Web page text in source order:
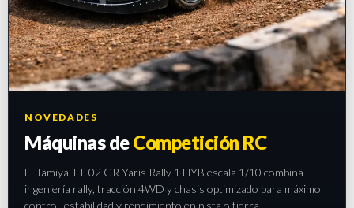
NOVEDADES
Máquinas deCompetición RC
El Tamiya TT-02 GR Yaris Rally 1 HYB escala 1/10 combina
ingeniería rally, tracción 4WD y chasis optimizado para máximo
control, estabilidad y rendimiento en pista o tierra.